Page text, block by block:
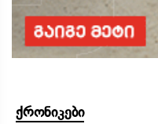
ქრონიკები